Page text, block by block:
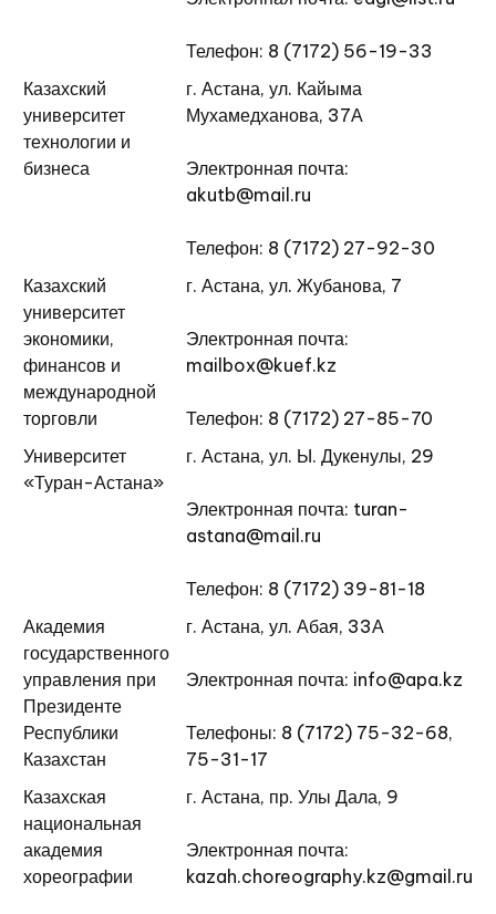
Телефон: 8 (7172) 56-19-33
Казахский
университет
технологии и
бизнеса
г. Астана, ул. Кайыма
Мухамедханова, 37А
Электронная почта:
akutb@mail.ru
Телефон: 8 (7172) 27-92-30
Казахский
университет
экономики,
финансов и
международной
торговли
г. Астана, ул. Жубанова, 7
Электронная почта:
mailbox@kuef.kz
Телефон: 8 (7172) 27-85-70
Университет
«Туран-Астана»
г. Астана, ул. Ы. Дукенулы, 29
Электронная почта: turan-
astana@mail.ru
Телефон: 8 (7172) 39-81-18
Академия
государственного
управления при
Президенте
Республики
Казахстан
г. Астана, ул. Абая, 33А
Электронная почта: info@apa.kz
Телефоны: 8 (7172) 75-32-68,
75-31-17
Казахская
национальная
академия
хореографии
г. Астана, пр. Улы Дала, 9
Электронная почта:
kazah.choreography.kz@gmail.ru